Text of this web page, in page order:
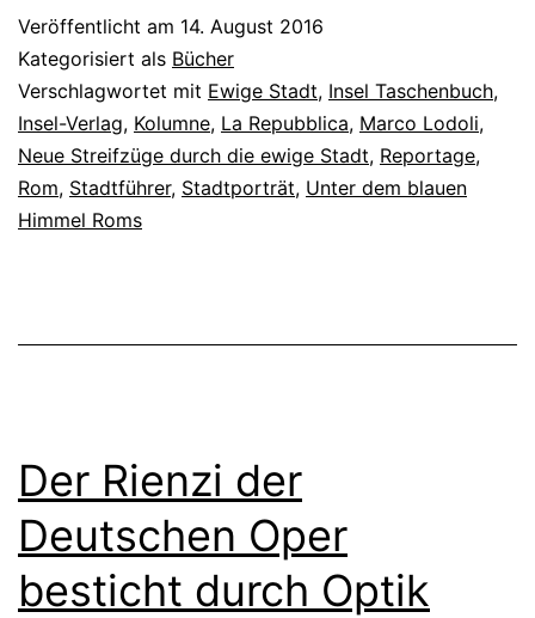
Veröffentlicht am 14. August 2016
Kategorisiert als Bücher
Verschlagwortet mit Ewige Stadt, Insel Taschenbuch,
Insel-Verlag, Kolumne, La Repubblica, Marco Lodoli,
Neue Streifzüge durch die ewige Stadt, Reportage,
Rom, Stadtführer, Stadtporträt, Unter dem blauen
Himmel Roms
Der Rienzi der
Deutschen Oper
besticht durch Optik